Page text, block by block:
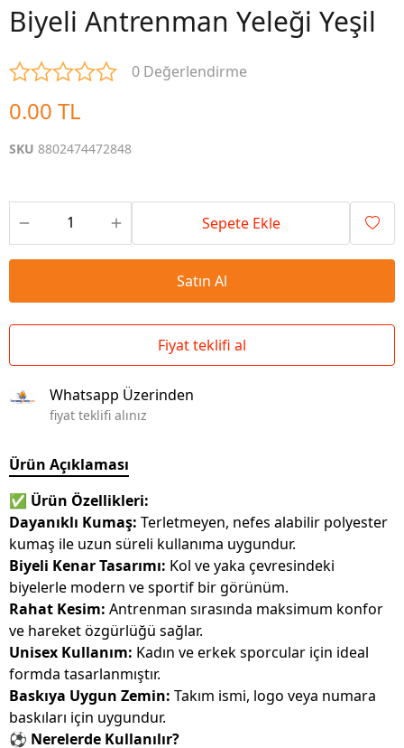
Biyeli Antrenman Yeleği Yeşil
0 Değerlendirme
0.00 TL
SKU 8802474472848
Sepete Ekle
Satın Al
Fiyat teklifi al
Whatsapp Üzerinden
fiyat teklifi alınız
Ürün Açıklaması
✅ Ürün Özellikleri:
Dayanıklı Kumaş: Terletmeyen, nefes alabilir polyester
kumaş ile uzun süreli kullanıma uygundur.
Biyeli Kenar Tasarımı: Kol ve yaka çevresindeki
biyelerle modern ve sportif bir görünüm.
Rahat Kesim: Antrenman sırasında maksimum konfor
ve hareket özgürlüğü sağlar.
Unisex Kullanım: Kadın ve erkek sporcular için ideal
formda tasarlanmıştır.
Baskıya Uygun Zemin: Takım ismi, logo veya numara
baskıları için uygundur.
⚽ Nerelerde Kullanılır?